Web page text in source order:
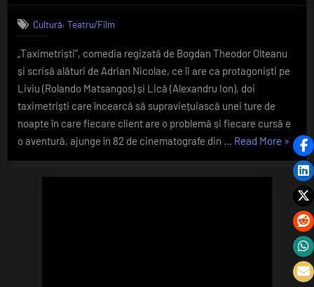
Cinema
City
prezența
Cultură,Teatru/Film
„Taximetriști”, comedia regizată de Bogdan Theodor Olteanu
și scrisă alături de Adrian Nicolae, ce îi are ca protagoniști pe
Liviu (Rolando Matsangos) și Lică (Alexandru Ion), doi
taximetriști care încearcă să supraviețuiască unei ture de
noapte în care fiecare client are o problemă și fiecare cursă e
o aventură, ajunge în 82 de cinematografe din … Read More
City
»